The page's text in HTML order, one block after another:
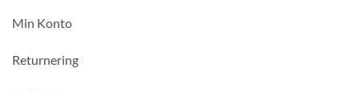
Min Konto
Returnering